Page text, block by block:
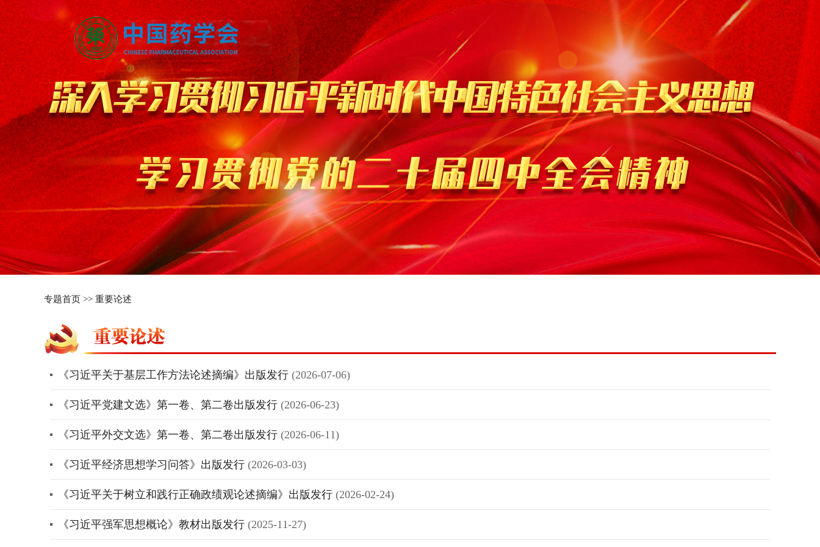
专题首页 >> 重要论述
《习近平关于基层工作方法论述摘编》出版发行 (2026-07-06)
《习近平党建文选》第一卷、第二卷出版发行 (2026-06-23)
《习近平外交文选》第一卷、第二卷出版发行 (2026-06-11)
《习近平经济思想学习问答》出版发行 (2026-03-03)
《习近平关于树立和践行正确政绩观论述摘编》出版发行 (2026-02-24)
《习近平强军思想概论》教材出版发行 (2025-11-27)